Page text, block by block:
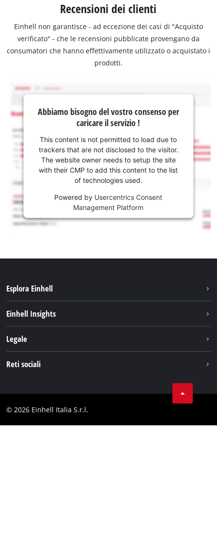
Recensioni dei clienti
Einhell non garantisce - ad eccezione dei casi di "Acquisto
verificato" - che le recensioni pubblicate provengano da
consumatori che hanno effettivamente utilizzato o acquistato i
prodotti.
Abbiamo bisogno del vostro consenso per
caricare il servizio !
This content is not permitted to load due to
trackers that are not disclosed to the visitor.
The website owner needs to setup the site
with their CMP to add this content to the list
of technologies used.
Powered by Usercentrics Consent
Management Platform
Esplora Einhell
Chi siamo
Einhell Insights
Einhell prodotti
Legale
Comformità
Reti sociali
Linkedin
© 2026 Einhell Italia S.r.l.